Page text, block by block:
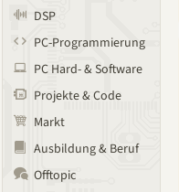
DSP
PC-Programmierung
PC Hard- & Software
Projekte & Code
Markt
Ausbildung & Beruf
Offtopic